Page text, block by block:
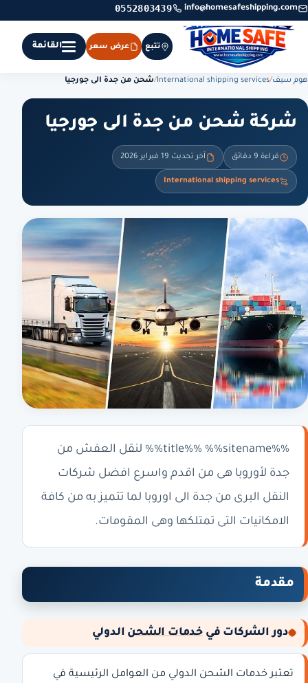
info@homesafeshipping.com
0552803439
تتبع عرض سعر القائمة
هوم سيف/
International shipping services
/شحن من جدة الى جورجيا
شركة شحن من جدة الى جورجيا
قراءة 9 دقائق آخر تحديث 19 فبراير 2026
International shipping services
%%title%% %%sitename%% لنقل العفش من
جدة لأوروبا هى من اقدم واسرع افضل شركات
النقل البرى من جدة الى اوروبا لما تتميز به من كافة
الامكانيات التى تمتلكها وهى المقومات.
مقدمة
دور الشركات في خدمات الشحن الدولي
تعتبر خدمات الشحن الدولي من العوامل الرئيسية في